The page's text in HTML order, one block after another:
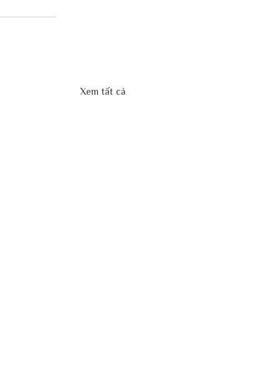
Xem tất cả